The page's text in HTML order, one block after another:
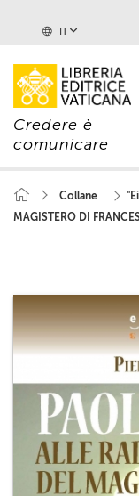
IT
Credere è
comunicare
Collane
MAGISTERO DI